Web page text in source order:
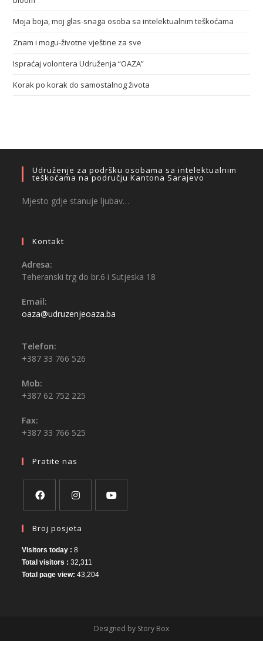
Moja boja, moj glas-snaga osoba sa intelektualnim teškoćama
Znam i mogu-životne vještine za sve
Ispraćaj volontera Udruženja “OAZA”
Korak po korak do samostalnog života
Udruženje za podršku osobama sa intelektualnim
teškoćama na području Kantona Sarajevo
Mjesto gdje stanuje ljubav…
Kontakt
Adresa:
Teheranski trg do br.6 i Sutjeska 18
Email:
oaza@udruzenjeoaza.ba
Telefon:
+387 33 766 526
Mob:
+387 62 752 225
Fax:
+387 33 766 525
Pratite nas
Broj posjeta
Visitors today :8
Total visitors :32,311
Total page view:43,204
Designed by Story Box